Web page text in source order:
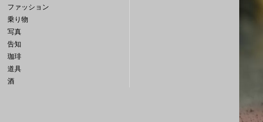
ファッション
乗り物
写真
告知
珈琲
道具
酒